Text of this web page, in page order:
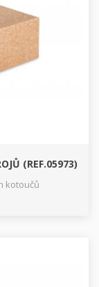
(REF.05973)
kotoučů